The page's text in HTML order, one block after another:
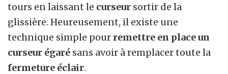
tours en laissant le curseur sortir de la
glissière. Heureusement, il existe une
technique simple pour remettre en place un
curseur égaré sans avoir à remplacer toute la
fermeture éclair.